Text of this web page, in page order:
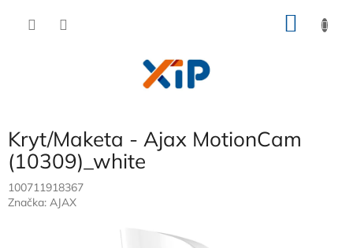
Kryt/Maketa - Ajax MotionCam
(10309)_white
100711918367
Značka: AJAX